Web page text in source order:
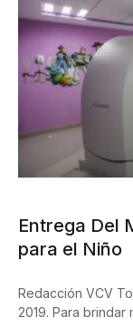
Entrega Del
para el Niño
Redacción VCV
2019. Para brindar